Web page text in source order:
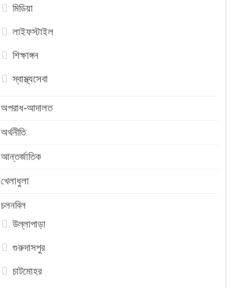
মিডিয়া
লাইফস্টাইল
শিক্ষাঙ্গন
স্বাস্থ্যসেবা
অপরাধ-আদালত
অর্থনীতি
আন্তর্জাতিক
খেলাধুলা
চলনবিল
উল্লাপাড়া
গুরুদাসপুর
চাটমোহর